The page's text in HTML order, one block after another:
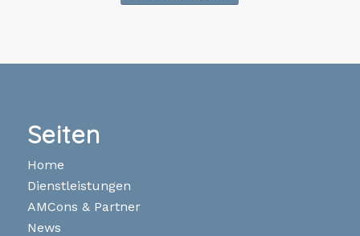
Seiten
Home
Dienstleistungen
AMCons & Partner
News